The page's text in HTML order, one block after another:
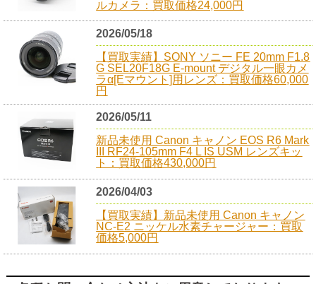
ルカメラ：買取価格24,000円
2026/05/18
【買取実績】SONY ソニー FE 20mm F1.8
G SEL20F18G E-mount デジタル一眼カメ
ラα[Eマウント]用レンズ：買取価格60,000
円
2026/05/11
新品未使用 Canon キャノン EOS R6 Mark
III RF24-105mm F4 L IS USM レンズキッ
ト：買取価格430,000円
2026/04/03
【買取実績】新品未使用 Canon キャノン
NC-E2 ニッケル水素チャージャー：買取
価格5,000円